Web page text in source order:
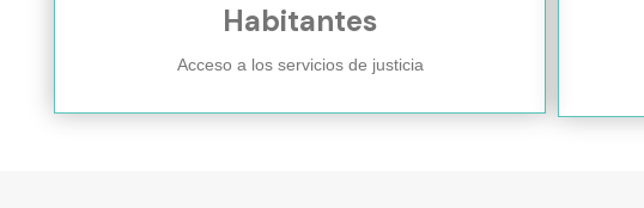
Habitantes
Acceso a los servicios de justicia